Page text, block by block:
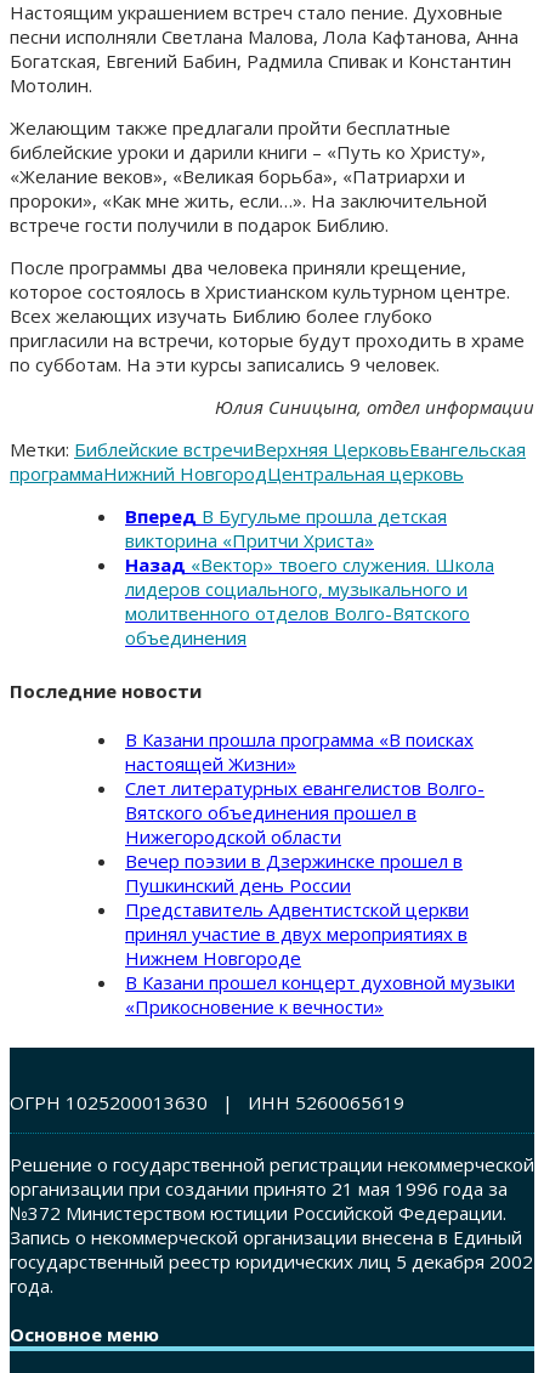
Настоящим украшением встреч стало пение. Духовные
песни исполняли Светлана Малова, Лола Кафтанова, Анна
Богатская, Евгений Бабин, Радмила Спивак и Константин
Мотолин.
Желающим также предлагали пройти бесплатные
библейские уроки и дарили книги – «Путь ко Христу»,
«Желание веков», «Великая борьба», «Патриархи и
пророки», «Как мне жить, если…». На заключительной
встрече гости получили в подарок Библию.
После программы два человека приняли крещение,
которое состоялось в Христианском культурном центре.
Всех желающих изучать Библию более глубоко
пригласили на встречи, которые будут проходить в храме
по субботам. На эти курсы записались 9 человек.
Юлия Синицына, отдел информации
Метки: Библейские встречиВерхняя ЦерковьЕвангельская
программаНижний НовгородЦентральная церковь
Вперед В Бугульме прошла детская
викторина «Притчи Христа»
Назад «Вектор» твоего служения. Школа
лидеров социального, музыкального и
молитвенного отделов Волго-Вятского
объединения
Последние новости
В Казани прошла программа «В поисках
настоящей Жизни»
Слет литературных евангелистов Волго-
Вятского объединения прошел в
Нижегородской области
Вечер поэзии в Дзержинске прошел в
Пушкинский день России
Представитель Адвентистской церкви
принял участие в двух мероприятиях в
Нижнем Новгороде
В Казани прошел концерт духовной музыки
«Прикосновение к вечности»
ОГРН 1025200013630 | ИНН 5260065619
Решение о государственной регистрации некоммерческой
организации при создании принято 21 мая 1996 года за
№372 Министерством юстиции Российской Федерации.
Запись о некоммерческой организации внесена в Единый
государственный реестр юридических лиц 5 декабря 2002
года.
Основное меню